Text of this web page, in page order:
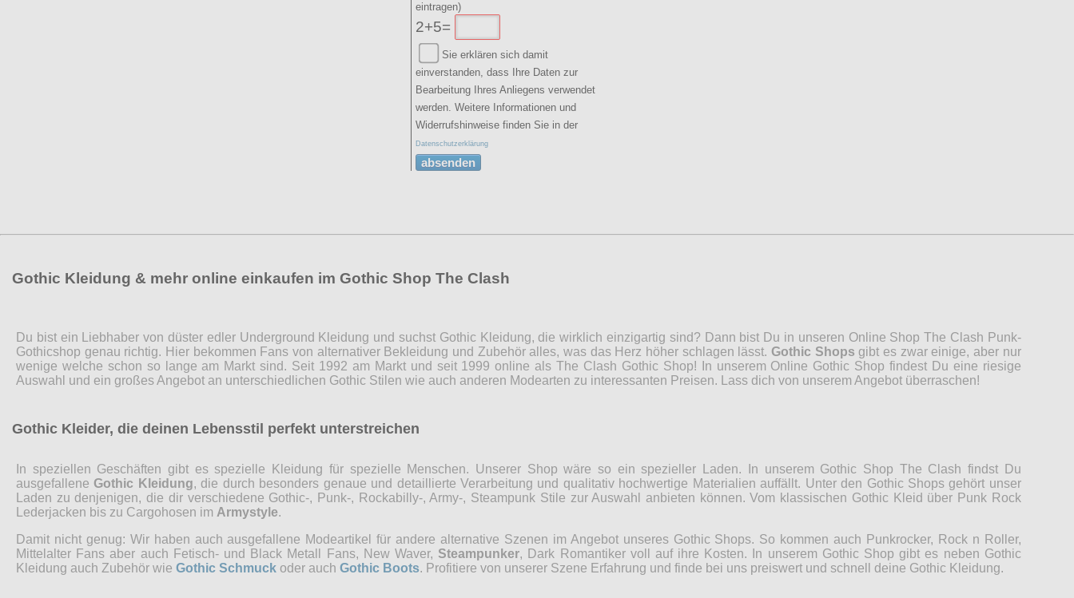
eintragen)
2+5=
Sie erklären sich damit
einverstanden, dass Ihre Daten zur
Bearbeitung Ihres Anliegens verwendet
werden. Weitere Informationen und
Widerrufshinweise finden Sie in der
Datenschutzerklärung
absenden
Gothic Kleidung & mehr online einkaufen im Gothic Shop The Clash
Du bist ein Liebhaber von düster edler Underground Kleidung und suchst Gothic Kleidung, die wirklich einzigartig sind? Dann bist Du in unseren Online Shop The Clash Punk-
Gothicshop genau richtig. Hier bekommen Fans von alternativer Bekleidung und Zubehör alles, was das Herz höher schlagen lässt. Gothic Shops gibt es zwar einige, aber nur
wenige welche schon so lange am Markt sind. Seit 1992 am Markt und seit 1999 online als The Clash Gothic Shop! In unserem Online Gothic Shop findest Du eine riesige
Auswahl und ein großes Angebot an unterschiedlichen Gothic Stilen wie auch anderen Modearten zu interessanten Preisen. Lass dich von unserem Angebot überraschen!
Gothic Kleider, die deinen Lebensstil perfekt unterstreichen
In speziellen Geschäften gibt es spezielle Kleidung für spezielle Menschen. Unserer Shop wäre so ein spezieller Laden. In unserem Gothic Shop The Clash findst Du
ausgefallene Gothic Kleidung, die durch besonders genaue und detaillierte Verarbeitung und qualitativ hochwertige Materialien auffällt. Unter den Gothic Shops gehört unser
Laden zu denjenigen, die dir verschiedene Gothic-, Punk-, Rockabilly-, Army-, Steampunk Stile zur Auswahl anbieten können. Vom klassischen Gothic Kleid über Punk Rock
Lederjacken bis zu Cargohosen im Armystyle.
Damit nicht genug: Wir haben auch ausgefallene Modeartikel für andere alternative Szenen im Angebot unseres Gothic Shops. So kommen auch Punkrocker, Rock n Roller,
Mittelalter Fans aber auch Fetisch- und Black Metall Fans, New Waver, Steampunker, Dark Romantiker voll auf ihre Kosten. In unserem Gothic Shop gibt es neben Gothic
Kleidung auch Zubehör wie Gothic Schmuck oder auch Gothic Boots. Profitiere von unserer Szene Erfahrung und finde bei uns preiswert und schnell deine Gothic Kleidung.